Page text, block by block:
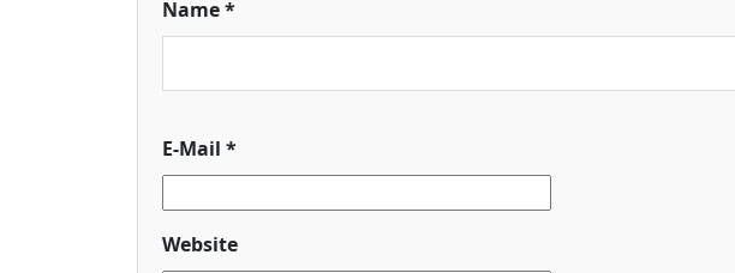
Name*
E-Mail *
Website